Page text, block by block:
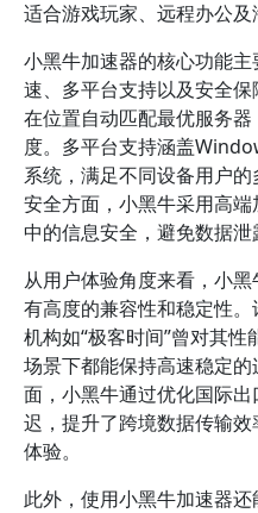
适合游戏玩家、远程办公及
小黑牛加速器的核心功能
速、多平台支持以及安全
在位置自动匹配最优服务
度。多平台支持涵盖
系统，满足不同设备用户
安全方面，小黑牛采用高
中的信息安全，避免数据泄
从用户体验角度来看，小
有高度的兼容性和稳定性
机构如“极客时间”曾对其
场景下都能保持高速稳定
面，小黑牛通过优化国际
迟，提升了跨境数据传输
体验。
此外，使用小黑牛加速器